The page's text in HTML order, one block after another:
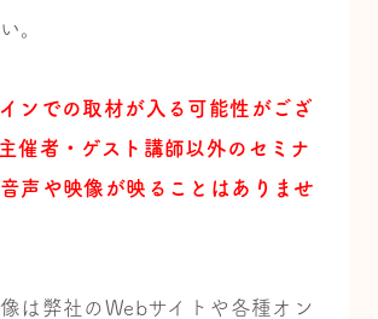
。
ンでの取材が入る可能性がござ
主催者・ゲスト講師以外の セミナ
声や映像が映ることはありませ
は弊社のWebサイトや各種オン